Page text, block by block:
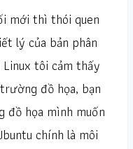
mới thì thói quen
lý của bản phân
tôi cảm thấy
đồ họa, bạn
họa mình muốn
chính là môi